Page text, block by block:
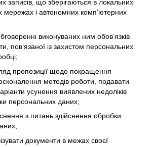
записів, що зберігаються в локальних
мережах і автономних комп’ютерних
виконуваних ним обов’язків
пов’язаної із захистом персональних
пропозиції щодо покращення
методів роботи, подавати
усунення виявлених недоліків
персональних даних;
з питань здійснення обробки
документи в межах своєї